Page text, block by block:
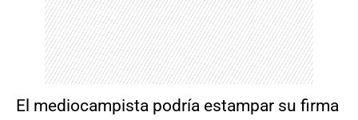
El mediocampista podría estampar su firma